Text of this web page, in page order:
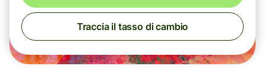
Traccia il tasso di cambio